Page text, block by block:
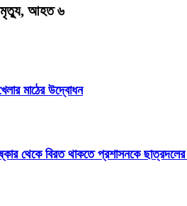
মৃত্যু, আহত ৬
মাঠের উদ্বোধন
থেকে বিরত থাকতে প্রশাসনকে